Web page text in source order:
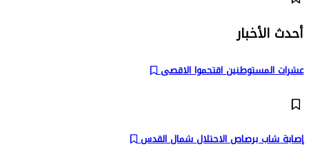
أحدث الأخبار
عشرات المستوطنين اقتحموا الاقصى
إصابة شاب برصاص الاحتلال شمال القدس